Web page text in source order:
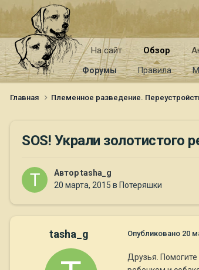
На сайт Обзор
Форумы Правила
Главная Племенное разведение.
SOS! Украли золотистого
Авторtasha_g
20 марта, 2015 в Потеряшки
tasha_g Опубликовано 20
Друзья.